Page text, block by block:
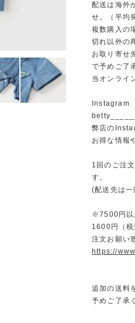
配送は海外
せ。（平均
複数購入の
切れ以外の
お取り寄せ
で予めご了
当オンライ
Instagram
弊店の
お得な情報
1回のご注
す。
(配送先は
※7500円以
1600円（税
注文お願い
https://
追加の送料
予めご了承